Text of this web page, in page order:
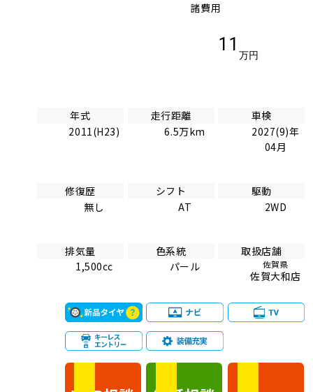
諸費用
11
万円
年式
2011(H23)
走行距離
6.5万km
車検
2027(9)年
04月
修復歴
無し
シフト
AT
駆動
2WD
排気量
1,500cc
色系統
パール
取扱店舗
佐賀県
佐賀大和店